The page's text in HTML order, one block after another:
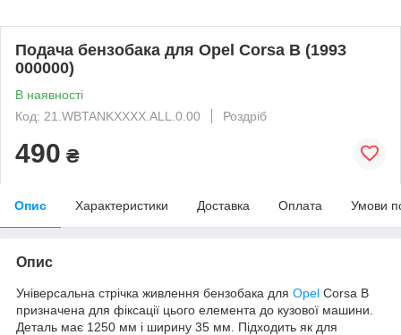
Подача бензобака для Opel Corsa B (1993
000000)
В наявності
Код: 21.WBTANKXXXX.ALL.0.00
Роздріб
490 ₴
Опис Характеристики Доставка Оплата Умови
Опис
Універсальна стрічка живлення бензобака для Opel Corsa B
призначена для фіксації цього елемента до кузової машини.
Деталь має 1250 мм і ширину 35 мм. Підходить як для